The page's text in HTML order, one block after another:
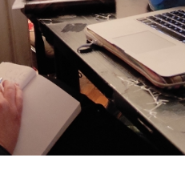
PesText 2024
PesText 2025
+SZIF
HNB
Eronim Mox szakácskönyve
Spoiler